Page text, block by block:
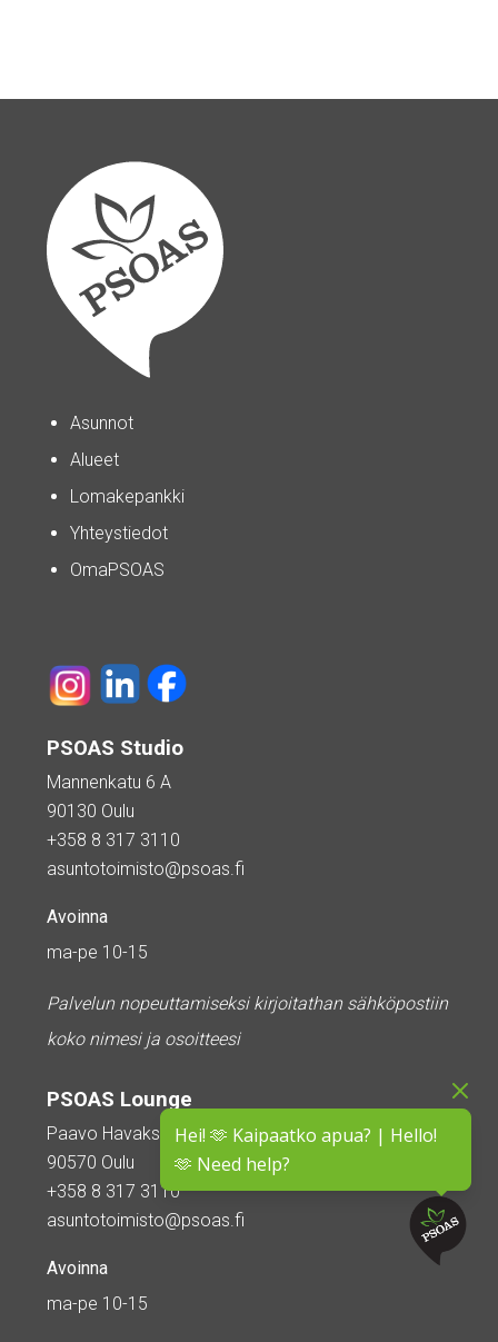
Hei! 🫶 Kaipaatko apua? | Hello!
🫶 Need help?
Asunnot
Alueet
Lomakepankki
Yhteystiedot
OmaPSOAS
PSOAS Studio
Mannenkatu 6 A
90130 Oulu
+358 8 317 3110
asuntotoimisto@psoas.fi
Avoinna
ma-pe 10-15
Palvelun nopeuttamiseksi kirjoitathan sähköpostiin
koko nimesi ja osoitteesi
PSOAS Lounge
Paavo Havaksen tie 5
90570 Oulu
+358 8 317 3110
asuntotoimisto@psoas.fi
Avoinna
ma-pe 10-15